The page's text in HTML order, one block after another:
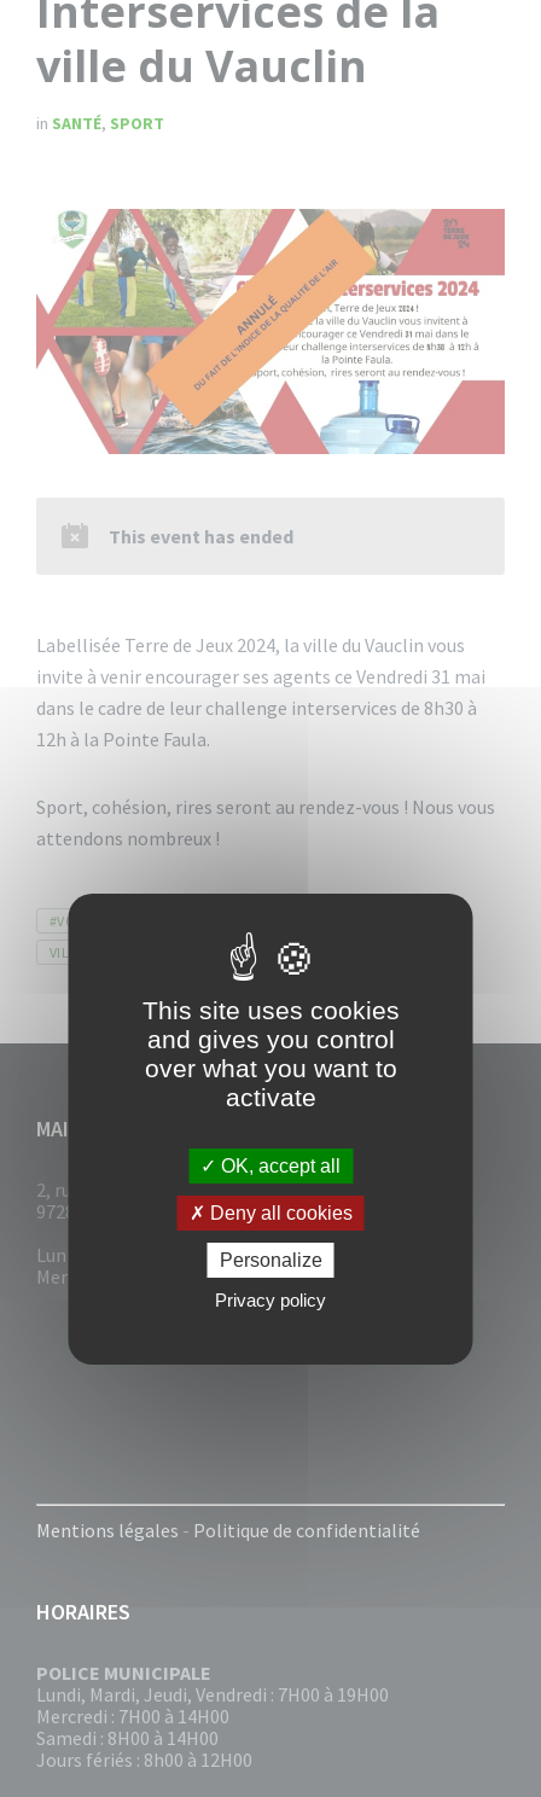
ville du Vauclin
in SANTÉ, SPORT
This event has ended
Labellisée Terre de Jeux 2024, la ville du Vauclin vous
invite à venir encourager ses agents ce Vendredi 31 mai
dans le cadre de leur challenge interservices de 8h30 à
12h à la Pointe Faula.
Sport, cohésion, rires seront au rendez-vous ! Nous vous
attendons nombreux !
Tags
#VOKLEN
VILLEDUVAUCLIN
MAIRIE DU VAUCLIN
2, rue Collignon
97280 Le Vauclin
Lun - Mar : 7h30- 13h & 14h-17h
Mer-Jeu-Vend : 7h30 - 13h30
Mentions légales - Politique de confidentialité
HORAIRES
POLICE MUNICIPALE
Lundi, Mardi, Jeudi, Vendredi : 7H00 à 19H00
Mercredi : 7H00 à 14H00
Samedi : 8H00 à 14H00
Jours fériés : 8h00 à 12H00
This site uses cookies
and gives you control
over what you want to
activate
OK, accept all
Deny all cookies
Personalize
Privacy policy